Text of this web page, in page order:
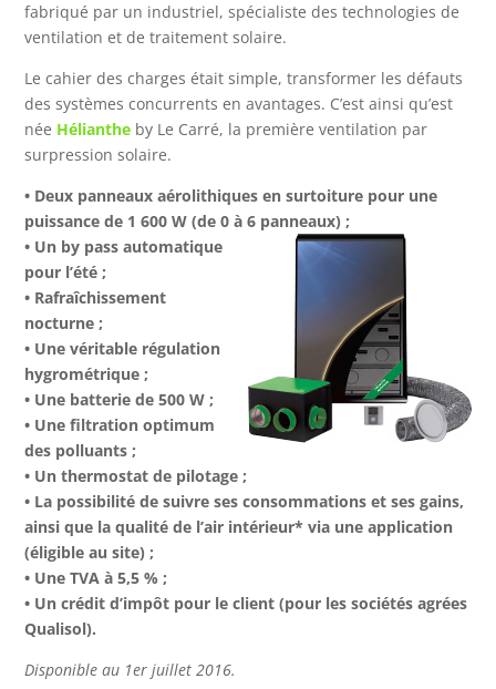
fabriqué par un industriel, spécialiste des technologies de
ventilation et de traitement solaire.
Le cahier des charges était simple, transformer les défauts
des systèmes concurrents en avantages. C’est ainsi qu’est
née Hélianthe by Le Carré, la première ventilation par
surpression solaire.
• Deux panneaux aérolithiques en surtoiture pour une
puissance de 1 600 W (de 0 à 6 panneaux) ;
• Un by pass automatique
pour l’été ;
• Rafraîchissement
nocturne ;
• Une véritable régulation
hygrométrique ;
• Une batterie de 500 W ;
• Une filtration optimum
des polluants ;
• Un thermostat de pilotage ;
• La possibilité de suivre ses consommations et ses gains,
ainsi que la qualité de l’air intérieur*via une application
(éligible au site) ;
• Une TVA à 5,5 % ;
• Un crédit d’impôt pour le client (pour les sociétés agrées
Qualisol).
Disponible au 1er juillet 2016.